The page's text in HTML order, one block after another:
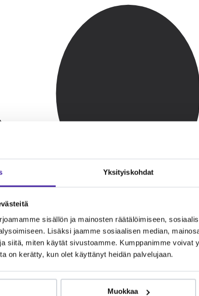
Yksityiskohdat
sisällön ja mainosten räätälöimiseen,
Lisäksi jaamme sosiaalisen median,
siitä, miten käytät sivustoamme. Kumppanimme voivat
on kerätty, kun olet käyttänyt heidän palvelujaan.
Muokkaa